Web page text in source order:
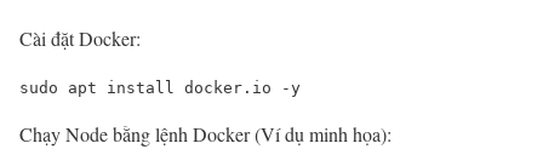
Cài đặt Docker:
sudo apt install docker.io -y
Chạy Node bằng lệnh Docker (Ví dụ minh họa):